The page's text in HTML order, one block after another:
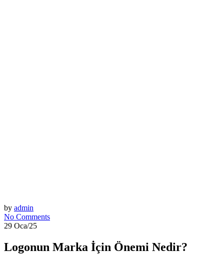
by admin
No Comments
29 Oca/25
Logonun Marka İçin Önemi Nedir?